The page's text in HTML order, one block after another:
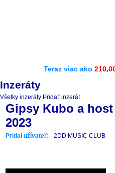
Teraz viac ako
Inzeráty
Všetky inzeráty Pridať inzerát
Gipsy Kubo a
2023
Pridal užívateľ: 2DD MUSIC CLUB